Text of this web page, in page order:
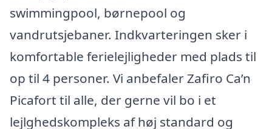
swimmingpool, børnepool og
vandrutsjebaner. Indkvarteringen sker i
komfortable ferielejligheder med plads til
op til 4 personer. Vi anbefaler Zafiro Ca’n
Picafort til alle, der gerne vil bo i et
lejlghedskompleks af høj standard og